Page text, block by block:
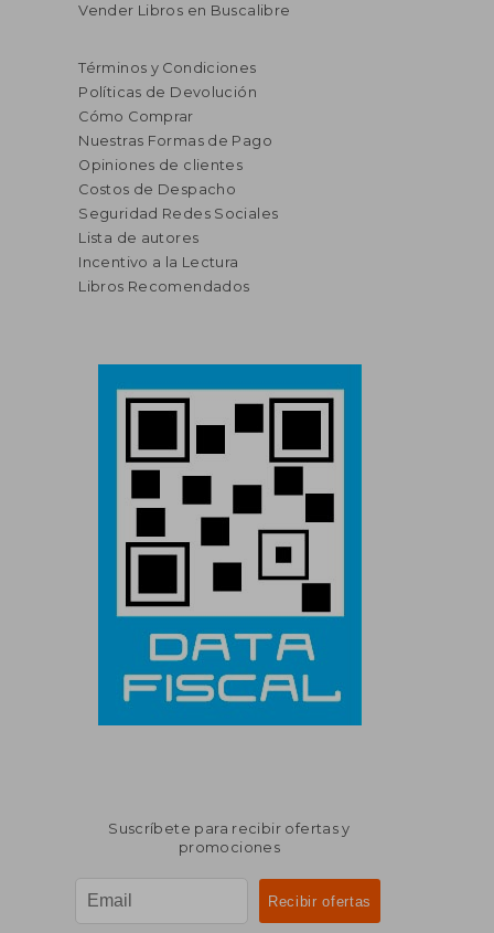
Vender Libros en Buscalibre
Términos y Condiciones
Políticas de Devolución
Cómo Comprar
Nuestras Formas de Pago
Opiniones de clientes
Costos de Despacho
Seguridad Redes Sociales
Lista de autores
Incentivo a la Lectura
Libros Recomendados
Suscríbete para recibir ofertas y
promociones